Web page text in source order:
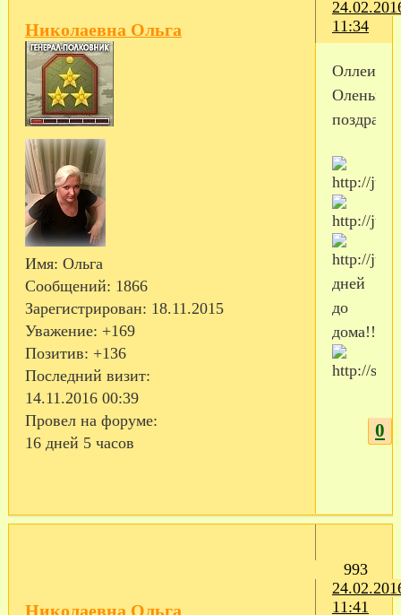
11:34
Николаевна Ольга
Имя: Ольга
Сообщений: 1866
Зарегистрирован: 18.11.2015
Уважение: +169
Позитив: +136
Последний визит:
14.11.2016 00:39
Провел на форуме:
16 дней 5 часов
Оллеичка
Оленька,
дней
до
дома!!
0
993
11:41
Николаевна Ольга